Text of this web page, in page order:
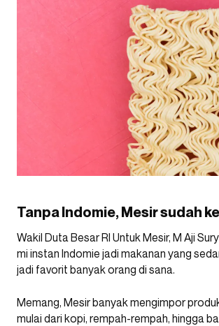
Tanpa Indomie, Mesir sudah
Wakil Duta Besar RI Untuk Mesir, M Aji
mi instan Indomie jadi makanan yang
jadi favorit banyak orang di sana.
Memang, Mesir banyak mengimpor
mulai dari kopi, rempah-rempah, hingga